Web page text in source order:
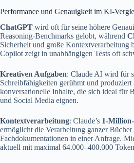
Performance und Genauigkeit im KI-
ChatGPT wird oft für seine höhere
Reasoning-Benchmarks gelobt, während
Sicherheit und große Kontextverarbeitung
Copilot zeigt in unabhängigen Tests oft
Kreativen Aufgaben: Claude AI wird für
Schreibfähigkeiten gerühmt und produziert
konversationelle Inhalte, die sich ideal für
und Social Media eignen.
Kontextverarbeitung: Claude’s 1-
ermöglicht die Verarbeitung ganzer
Fachdokumentationen in einer Anfrage.
aktuell mit maximal 64.000–400.000